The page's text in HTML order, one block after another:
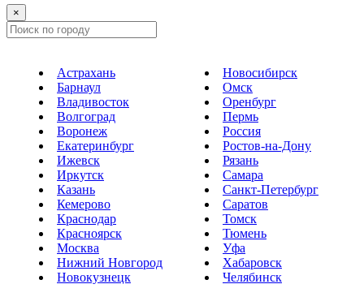
×
Астрахань
Барнаул
Владивосток
Волгоград
Воронеж
Екатеринбург
Ижевск
Иркутск
Казань
Кемерово
Краснодар
Красноярск
Москва
Нижний Новгород
Новокузнецк
Новосибирск
Омск
Оренбург
Пермь
Россия
Ростов-на-Дону
Рязань
Самара
Санкт-Петербург
Саратов
Томск
Тюмень
Уфа
Хабаровск
Челябинск